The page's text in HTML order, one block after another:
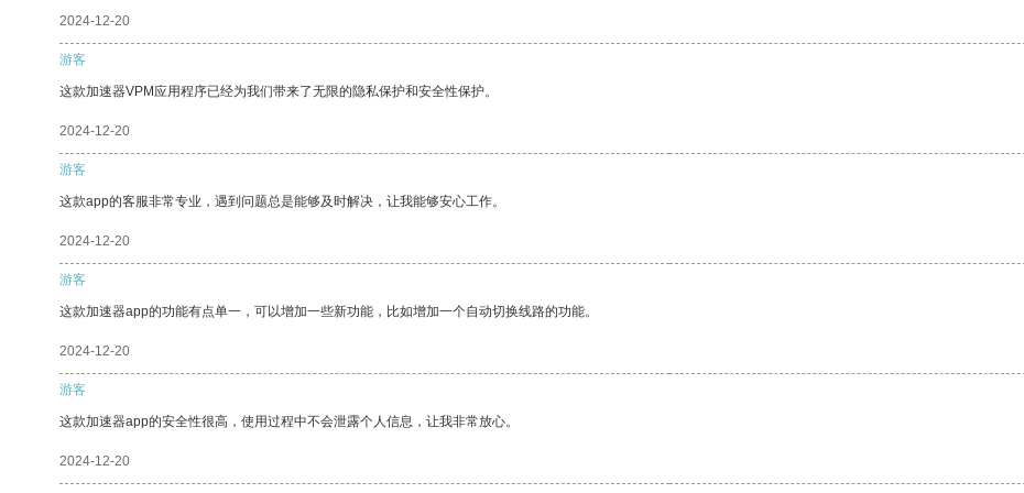
2024-12-20
游客
这款加速器VPM应用程序已经为我们带来了无限的隐私保护和安全性保护。
2024-12-20
游客
这款app的客服非常专业，遇到问题总是能够及时解决，让我能够安心工作。
2024-12-20
游客
这款加速器app的功能有点单一，可以增加一些新功能，比如增加一个自动切换线路的功能。
2024-12-20
游客
这款加速器app的安全性很高，使用过程中不会泄露个人信息，让我非常放心。
2024-12-20